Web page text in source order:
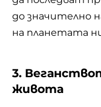
до значително
на планетата
3.
живота